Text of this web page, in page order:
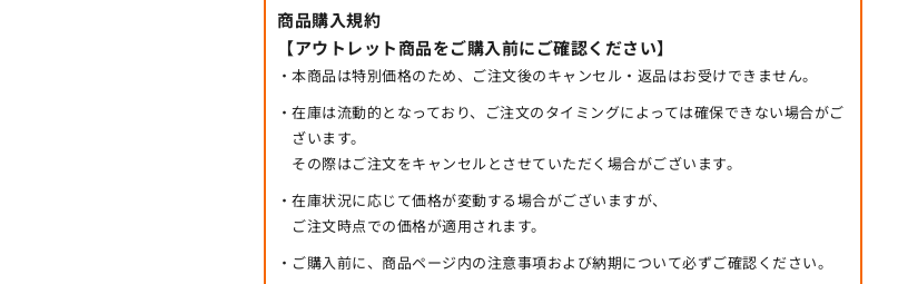
商品購入規約
【アウトレット商品をご購入前にご確認ください】
本商品は特別価格のため、ご注文後のキャンセル・返品はお受けできません。
在庫は流動的となっており、ご注文のタイミングによっては確保できない場合がご
ざいます。
その際はご注文をキャンセルとさせていただく場合がございます。
在庫状況に応じて価格が変動する場合がございますが、
ご注文時点での価格が適用されます。
ご購入前に、商品ページ内の注意事項および納期について必ずご確認ください。